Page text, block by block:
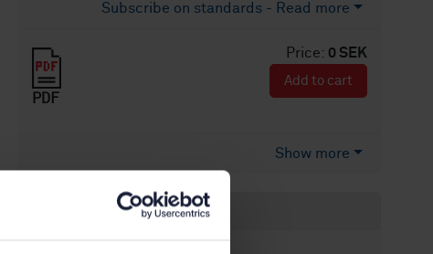
Subscribe on standards - Read more
Price: 0 SEK
PDF
Add to cart
Show more
Product information